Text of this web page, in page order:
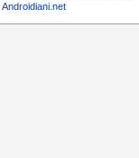
Androidiani.net